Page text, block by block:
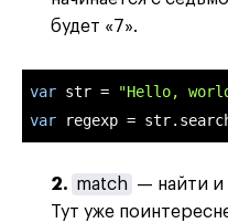
будет «7».
var str = "Hello,
var regexp =
2. match
— найти и
Тут уже